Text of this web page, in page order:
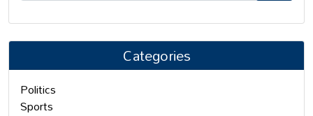
Categories
Politics
Sports